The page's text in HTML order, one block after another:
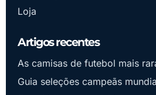
Loja
Artigos recentes
As camisas de futebol mais
Guia seleções campeãs